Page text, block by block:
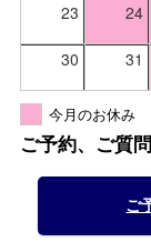
23 24
30 31
今月のお休み
ご予約、ご質
ご